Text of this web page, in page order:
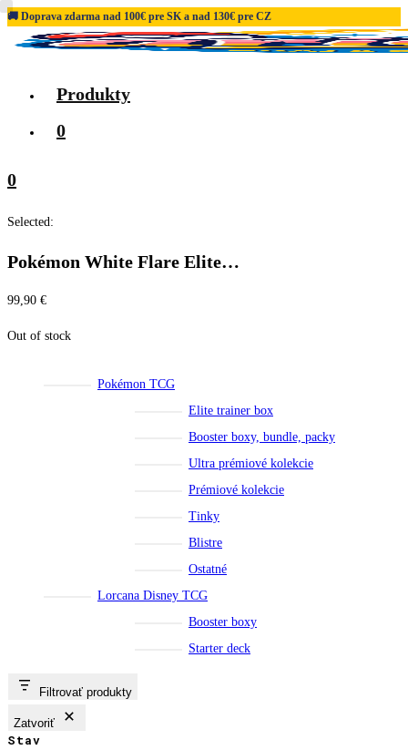
Skip
to
🚚 Doprava zdarma nad 100€ pre SK a nad 130€ pre CZ
Produkty
0
0
Selected:
Pokémon White Flare Elite…
99,90 €
Out of stock
Pokémon TCG
Elite trainer box
Booster boxy, bundle, packy
Ultra prémiové kolekcie
Prémiové kolekcie
Tinky
Blistre
Ostatné
Lorcana Disney TCG
Booster boxy
Starter deck
Filtrovať produkty
Zatvoriť
Stav